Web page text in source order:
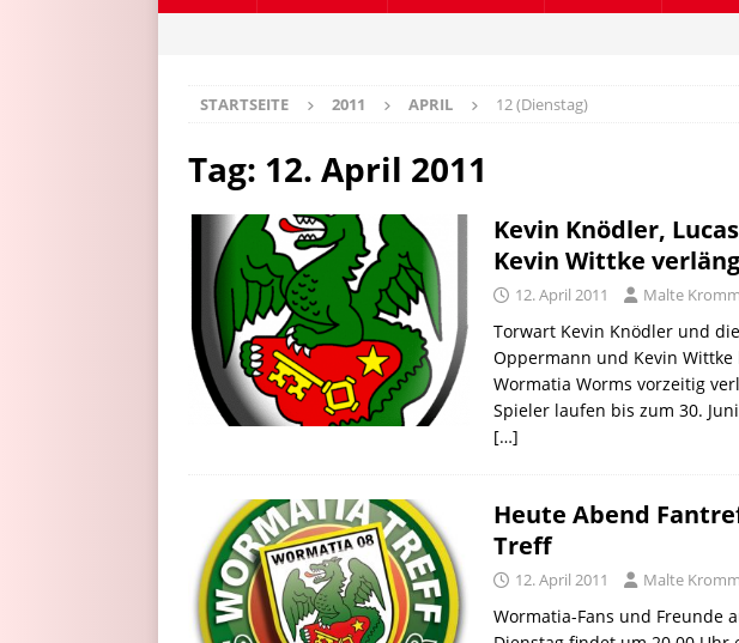
STARTSEITE 2011 APRIL 12 (Dienstag)
Tag: 12. April 2011
Kevin Knödler,
Kevin Wittke
12. April 2011 Malte Kromm
Torwart Kevin Knödler und
Oppermann und Kevin
Wormatia Worms vorzeitig
Spieler laufen bis zum 30.
[…]
Heute Abend
Treff
12. April 2011 Malte Kromm
Wormatia-Fans und Freunde